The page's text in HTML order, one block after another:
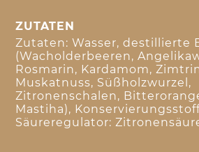
ZUTATEN
Zutaten: Wasser, destillierte
(Wacholderbeeren,
Rosmarin, Kardamom,
Muskatnuss, Süßholzwurzel,
Zitronenschalen,
Mastiha),
Säureregulator: